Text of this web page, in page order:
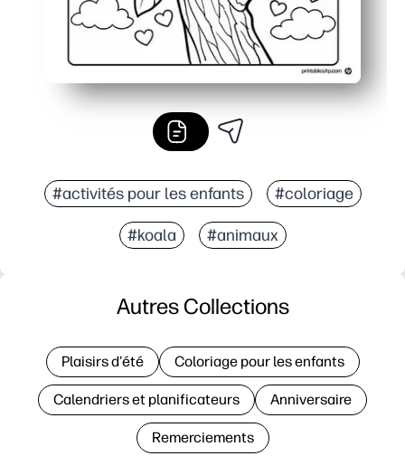
#activités pour les enfants #coloriage
#koala #animaux
Autres Collections
Plaisirs d'été Coloriage pour les enfants
Calendriers et planificateurs Anniversaire
Remerciements